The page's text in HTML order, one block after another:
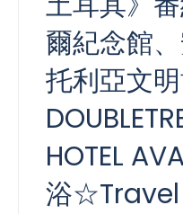
爾紀念館
托利亞文明
HOTEL
浴☆Travel